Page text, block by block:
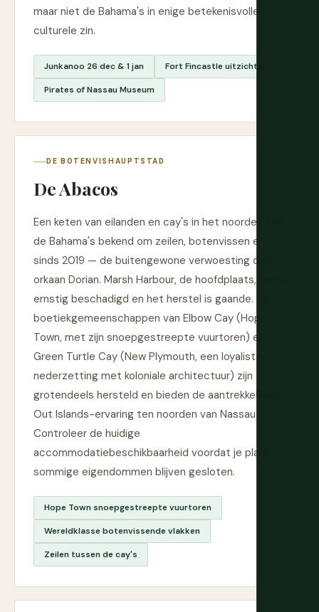
maar niet de Bahama's in enige betekenisvolle
culturele zin.
Junkanoo 26 dec & 1 jan Fort Fincastle uitzichten
Pirates of Nassau Museum
DE BOTENVISHAUPTSTAD
De Abacos
Een keten van eilanden en cay's in het noorden van
de Bahama's bekend om zeilen, botenvissen en —
sinds 2019 — de buitengewone verwoesting door
orkaan Dorian. Marsh Harbour, de hoofdplaats, werd
ernstig beschadigd en het herstel is gaande. De
boetiekgemeenschappen van Elbow Cay (Hope
Town, met zijn snoepgestreepte vuurtoren) en
Green Turtle Cay (New Plymouth, een loyalisten-
nederzetting met koloniale architectuur) zijn
grotendeels hersteld en bieden de aantrekkelijkste
Out Islands-ervaring ten noorden van Nassau.
Controleer de huidige
accommodatiebeschikbaarheid voordat je plant —
sommige eigendommen blijven gesloten.
Hope Town snoepgestreepte vuurtoren
Wereldklasse botenvissende vlakken
Zeilen tussen de cay's